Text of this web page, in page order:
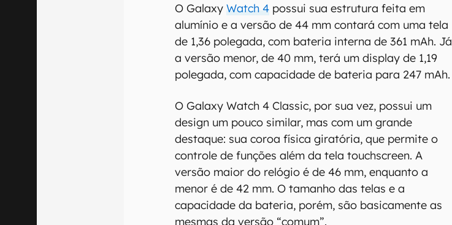
O GalaxyWatch 4 possui sua estrutura feita em
alumínio e a versão de 44 mm contará com uma tela
de 1,36 polegada, com bateria interna de 361 mAh. Já
a versão menor, de 40 mm, terá um display de 1,19
polegada, com capacidade de bateria para 247 mAh.
O Galaxy Watch 4 Classic, por sua vez, possui um
design um pouco similar, mas com um grande
destaque: sua coroa física giratória, que permite o
controle de funções além da tela touchscreen. A
versão maior do relógio é de 46 mm, enquanto a
menor é de 42 mm. O tamanho das telas e a
capacidade da bateria, porém, são basicamente as
mesmas da versão “comum”.